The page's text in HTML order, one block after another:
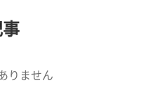
りません